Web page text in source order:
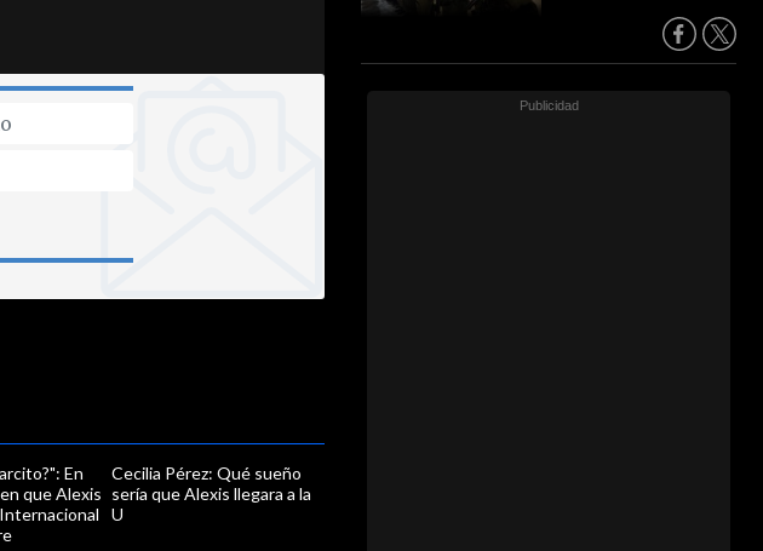
En
que Alexis
Cecilia Pérez: Qué sueño
sería que Alexis llegara a la
U